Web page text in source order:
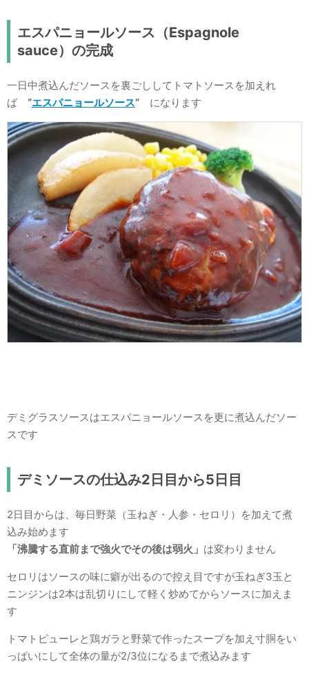
エスパニョールソース（Espagnole
sauce）の完成
一日中煮込んだソースを裏ごししてトマトソースを加えれ
ば “エスパニョールソース” になります
デミグラスソースはエスパニョールソースを更に煮込んだソー
スです
デミソースの仕込み2日目から5日目
2日目からは、毎日野菜（玉ねぎ・人参・セロリ）を加えて煮
込み始めます
「沸騰する直前まで強火でその後は弱火」 は変わりません
セロリはソースの味に癖が出るので控え目ですが玉ねぎ3玉と
ニンジンは2本は乱切りにして軽く炒めてからソースに加えま
す
トマトピューレと鶏ガラと野菜で作ったスープを加え寸胴をい
っぱいにして全体の量が2/3位になるまで煮込みます